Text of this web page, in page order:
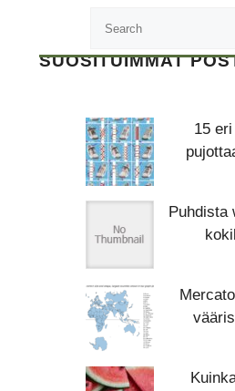
SUOSITUIMMAT
15
Puhdista